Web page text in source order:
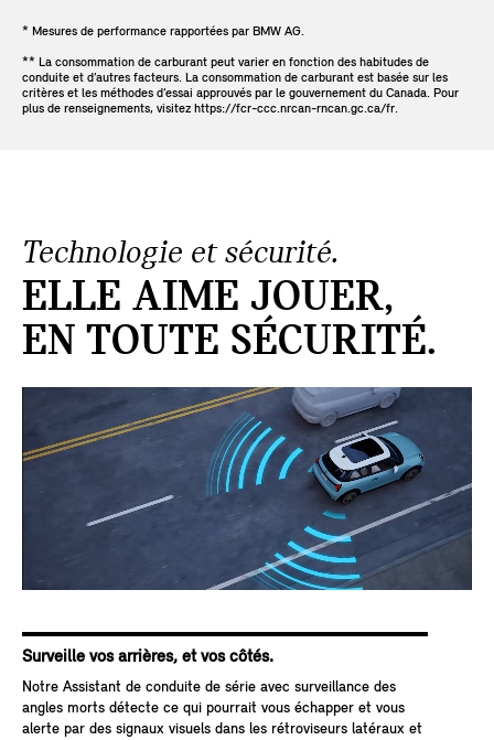
* Mesures de performance rapportées par BMW AG.
** La consommation de carburant peut varier en fonction des habitudes de
conduite et d’autres facteurs. La consommation de carburant est basée sur les
critères et les méthodes d’essai approuvés par le gouvernement du Canada. Pour
plus de renseignements, visitez https://fcr-ccc.nrcan-rncan.gc.ca/fr.
Technologie et sécurité.
ELLE AIME JOUER,
EN TOUTE SÉCURITÉ.
Surveille vos arrières, et vos côtés.
Notre Assistant de conduite de série avec surveillance des
angles morts détecte ce qui pourrait vous échapper et vous
alerte par des signaux visuels dans les rétroviseurs latéraux et